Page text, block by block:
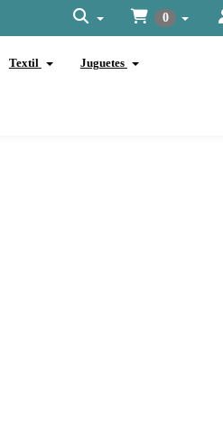
0
Textil Juguetes